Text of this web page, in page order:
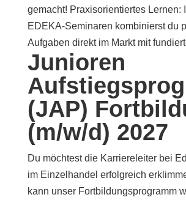
gemacht! Praxisorientiertes Lernen:
EDEKA-Seminaren kombinierst du
Aufgaben direkt im Markt mit
Junioren
(JAP)
(m/w/d) 2027
Du möchtest die Karriereleiter bei
im Einzelhandel erfolgreich
kann unser Fortbildungsprogramm